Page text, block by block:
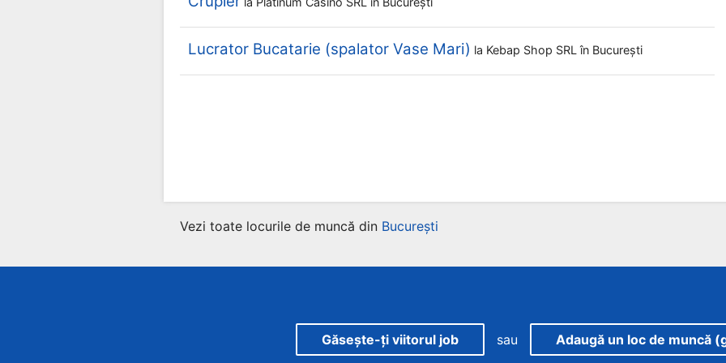
Lucrator Bucatarie (spalator Vase Mari) la Kebap Shop SRL în București
Vezi toate locurile de muncă din București
Găsește-ți viitorul job sau Adaugă un loc de muncă